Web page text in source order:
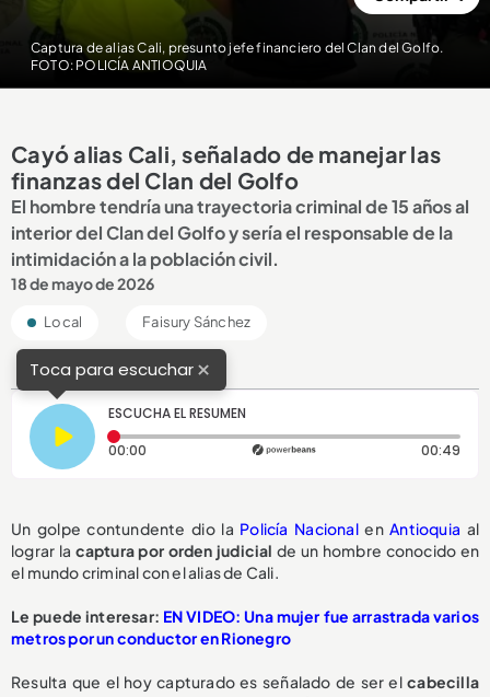
Captura de alias Cali, presunto jefe financiero del Clan del Golfo.
FOTO: POLICÍA ANTIOQUIA
Cayó alias Cali, señalado de manejar las
finanzas del Clan del Golfo
El hombre tendría una trayectoria criminal de 15 años al
interior del Clan del Golfo y sería el responsable de la
intimidación a la población civil.
18 de mayo de 2026
Local Faisury Sánchez
Toca para escuchar×
ESCUCHA EL RESUMEN
00:00 Tiempo transcurrido: 0 segundos 00:49
Un golpe contundente dio la Policía NacionalenAntioquia al
lograr la captura por orden judicial de un hombre conocido en
el mundo criminal con el alias de Cali.
Le puede interesar: EN VIDEO: Una mujer fue arrastrada varios
metros por un conductor en Rionegro
Resulta que el hoy capturado es señalado de ser elcabecilla